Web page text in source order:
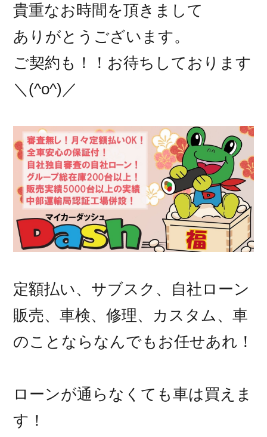
貴重なお時間を頂きまして
ありがとうございます。
ご契約も！！お待ちしております
＼(^o^)／
定額払い、サブスク、自社ローン
販売、車検、修理、カスタム、車
のことならなんでもお任せあれ！
ローンが通らなくても車は買えま
す！